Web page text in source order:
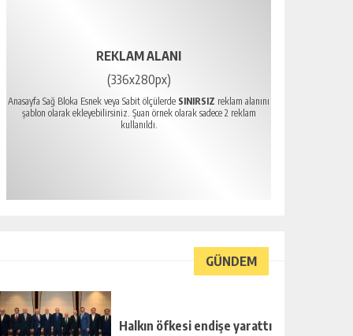
REKLAM ALANI
(336x280px)
Anasayfa Sağ Bloka Esnek veya Sabit ölçülerde SINIRSIZ reklam alanını
şablon olarak ekleyebilirsiniz. Şuan örnek olarak sadece 2 reklam
kullanıldı.
GÜNDEM
Halkın öfkesi endişe yarattı